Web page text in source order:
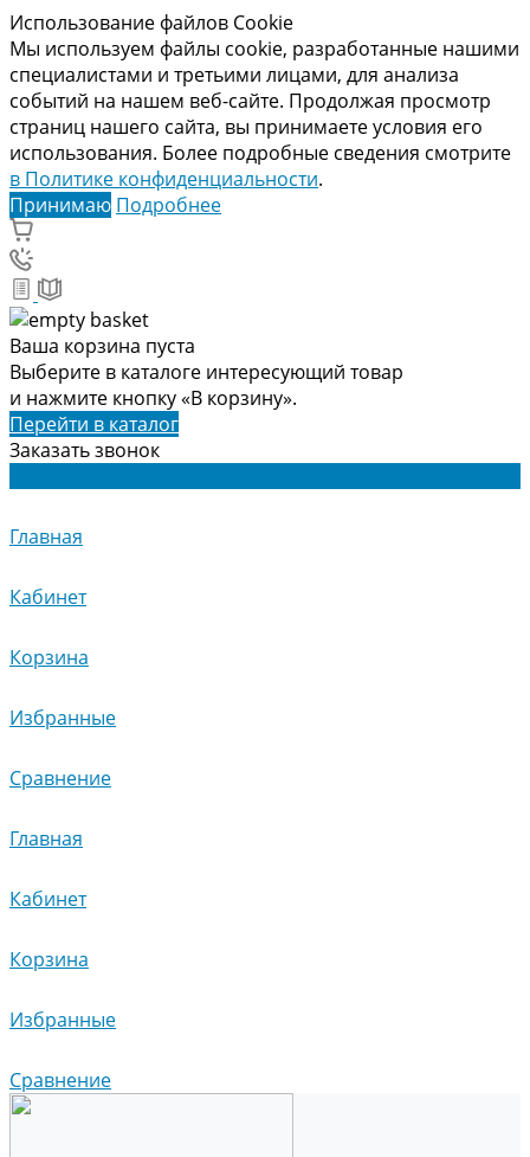
Использование файлов Cookie
Мы используем файлы cookie, разработанные нашими
специалистами и третьими лицами, для анализа
событий на нашем веб-сайте. Продолжая просмотр
страниц нашего сайта, вы принимаете условия его
использования. Более подробные сведения смотрите
в Политике конфиденциальности.
Принимаю Подробнее
Ваша корзина пуста
Выберите в каталоге интересующий товар
и нажмите кнопку «В корзину».
Перейти в каталог
Заказать звонок
Главная
Кабинет
Корзина
Избранные
Сравнение
Главная
Кабинет
Корзина
Избранные
Сравнение